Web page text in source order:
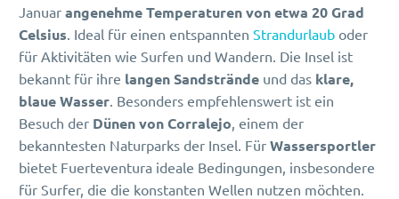
Januar angenehme Temperaturen von etwa 20 Grad
Celsius . Ideal für einen entspannten Strandurlaub oder
für Aktivitäten wie Surfen und Wandern. Die Insel ist
bekannt für ihre langen Sandstrände und das klare,
blaue Wasser . Besonders empfehlenswert ist ein
Besuch der Dünen von Corralejo , einem der
bekanntesten Naturparks der Insel. Für Wassersportler
bietet Fuerteventura ideale Bedingungen, insbesondere
für Surfer, die die konstanten Wellen nutzen möchten.